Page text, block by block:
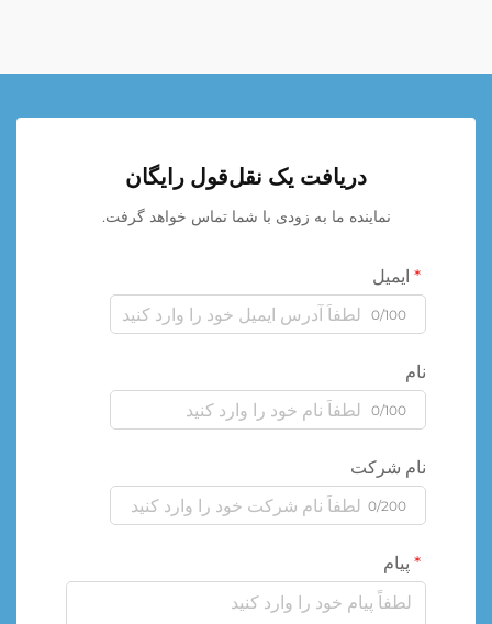
دریافت یک نقل‌قول رایگان
نماینده ما به زودی با شما تماس خواهد گرفت.
ایمیل
0/100
نام
0/100
نام شرکت
0/200
پیام